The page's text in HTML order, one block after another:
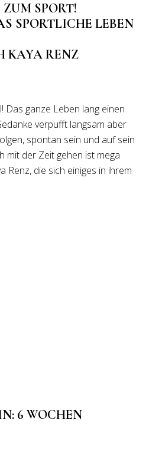
SPORT!
SPORTLICHE LEBEN
KAYA RENZ
Das ganze Leben lang einen
verpufft langsam aber
spontan sein und auf sein
mit der Zeit gehen ist mega
Renz, die sich einiges in ihrem
6 WOCHEN